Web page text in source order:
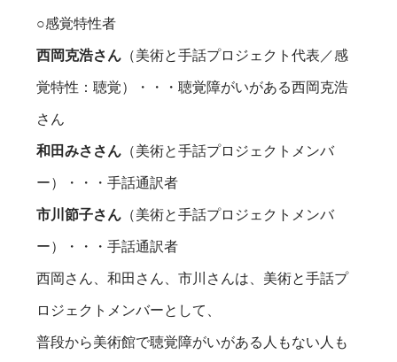
○感覚特性者
西岡克浩さん （美術と手話プロジェクト代表／感
覚特性：聴覚）・・・聴覚障がいがある西岡克浩
さん
和田みささん （美術と手話プロジェクトメンバ
ー）・・・手話通訳者
市川節子さん （美術と手話プロジェクトメンバ
ー）・・・手話通訳者
西岡さん、和田さん、市川さんは、美術と手話プ
ロジェクトメンバーとして、
普段から美術館で聴覚障がいがある人もない人も